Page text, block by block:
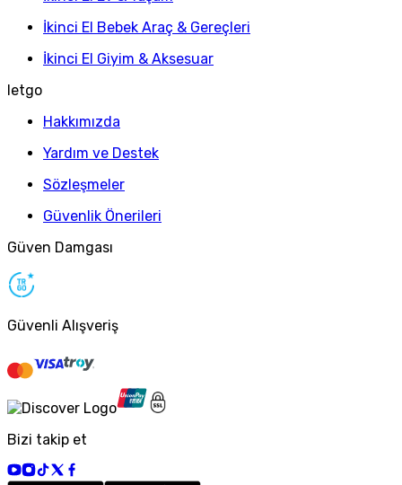
İkinci El Bebek Araç & Gereçleri
İkinci El Giyim & Aksesuar
letgo
Hakkımızda
Yardım ve Destek
Sözleşmeler
Güvenlik Önerileri
Güven Damgası
Güvenli Alışveriş
Bizi takip et